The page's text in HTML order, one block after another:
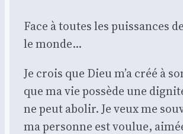
Face à toutes les puis­sances
le monde…
Je crois que Dieu m’a créé à
que ma vie pos­sède une
ne peut abo­lir. Je veux me
ma per­sonne est vou­lue,